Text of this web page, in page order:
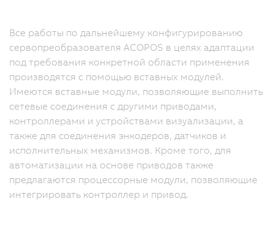
Все работы по дальнейшему конфигурированию
сервопреобразователя ACOPOS в целях адаптации
под требования конкретной области применения
производятся с помощью вставных модулей.
Имеются вставные модули, позволяющие выполнить
сетевые соединения с другими приводами,
контроллерами и устройствами визуализации, а
также для соединения энкодеров, датчиков и
исполнительных механизмов. Кроме того, для
автоматизации на основе приводов также
предлагаются процессорные модули, позволяющие
интегрировать контроллер и привод.